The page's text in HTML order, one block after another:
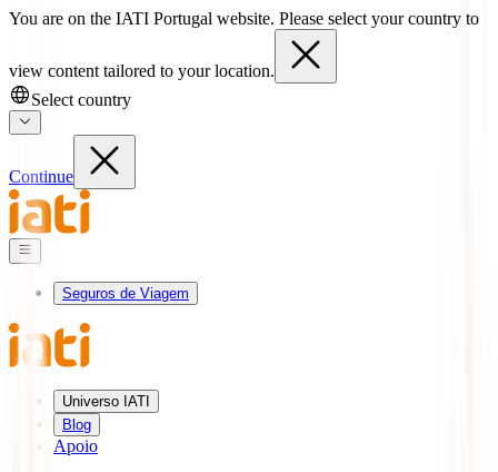
You are on the IATI Portugal website. Please select your country to
view content tailored to your location.
Select country
Continue
Seguros de Viagem
Universo IATI
Blog
Apoio